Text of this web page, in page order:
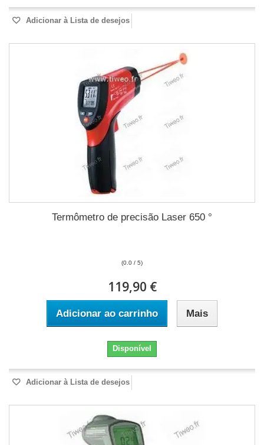
Adicionar à Lista de desejos
Termômetro de precisão Laser 650 °
(0.0 / 5)
119,90 €
Adicionar ao carrinho Mais
Disponível
Adicionar à Lista de desejos